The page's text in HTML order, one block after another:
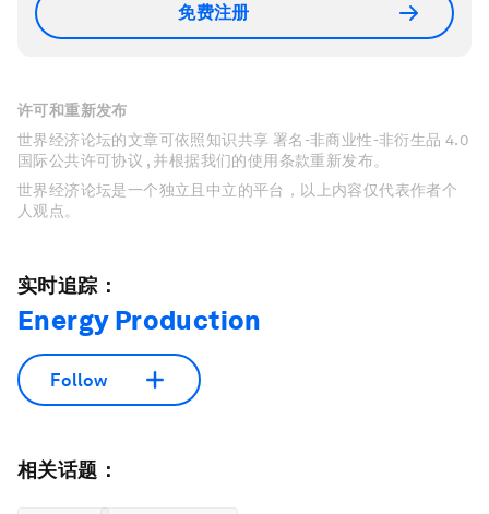
免费注册
许可和重新发布
世界经济论坛的文章可依照知识共享 署名-非商业性-非衍生品 4.0
国际公共许可协议 , 并根据我们的使用条款重新发布。
世界经济论坛是一个独立且中立的平台，以上内容仅代表作者个
人观点。
实时追踪：
Energy Production
Follow
相关话题：